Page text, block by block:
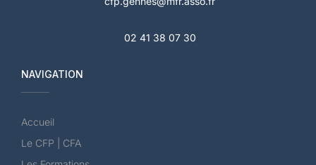
02 41 38 07 30
NAVIGATION
Accueil
Le CFP | CFA